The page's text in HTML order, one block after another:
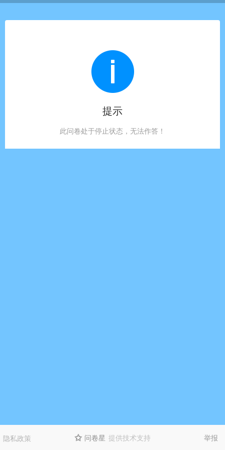
提示
此问卷处于停止状态，无法作答！
隐私政策  问卷星 提供技术支持 举报